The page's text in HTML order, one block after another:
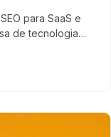
para SaaS e
de tecnologia